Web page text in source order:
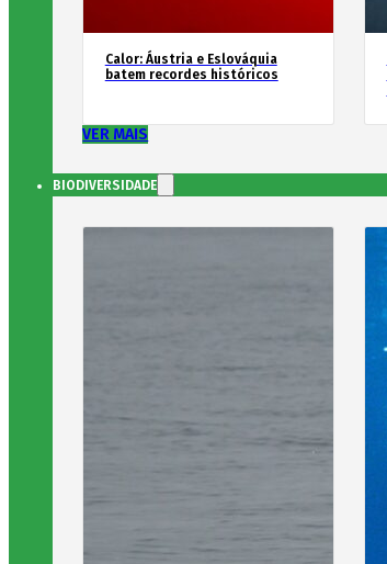
Calor: Áustria e Eslováquia
batem recordes históricos
VER MAIS
BIODIVERSIDADE